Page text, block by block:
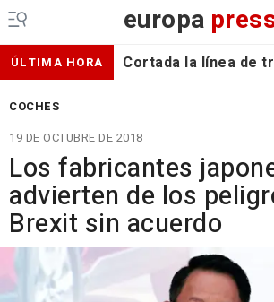
europa
ÚLTIMA HORA Cortada la línea de
COCHES
19 DE OCTUBRE DE 2018
Los fabricantes
advierten de los
Brexit sin acuerdo